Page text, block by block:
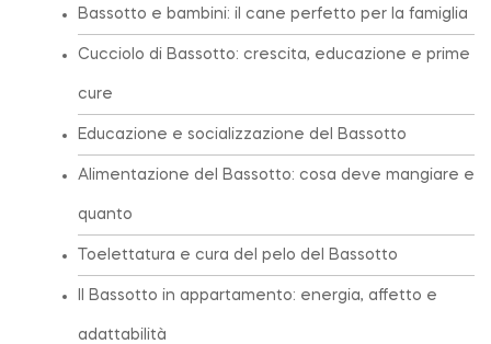
Bassotto e bambini: il cane perfetto per la famiglia
Cucciolo di Bassotto: crescita, educazione e prime
cure
Educazione e socializzazione del Bassotto
Alimentazione del Bassotto: cosa deve mangiare e
quanto
Toelettatura e cura del pelo del Bassotto
Il Bassotto in appartamento: energia, affetto e
adattabilità